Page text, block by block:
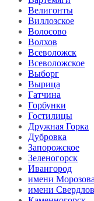
Велигонты
Виллозское
Волосово
Волхов
Всеволожск
Всеволожское
Выборг
Вырица
Гатчина
Горбунки
Гостилицы
Дружная Горка
Дубровка
Запорожское
Зеленогорск
Ивангород
имени Морозова
имени